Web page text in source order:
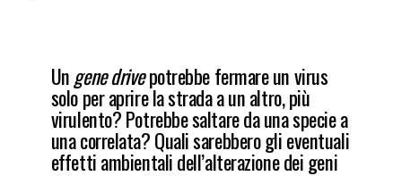
Ungene drivepotrebbe fermare un virus
solo per aprire la strada a un altro, più
virulento? Potrebbe saltare da una specie a
una correlata? Quali sarebbero gli eventuali
effetti ambientali dell’alterazione dei geni